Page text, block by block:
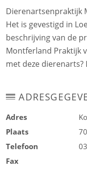
Dierenartsenpraktijk
Het is gevestigd in
beschrijving van de
Montferland Praktijk
met deze dierenarts?
Adres
Plaats
Telefoon
Fax